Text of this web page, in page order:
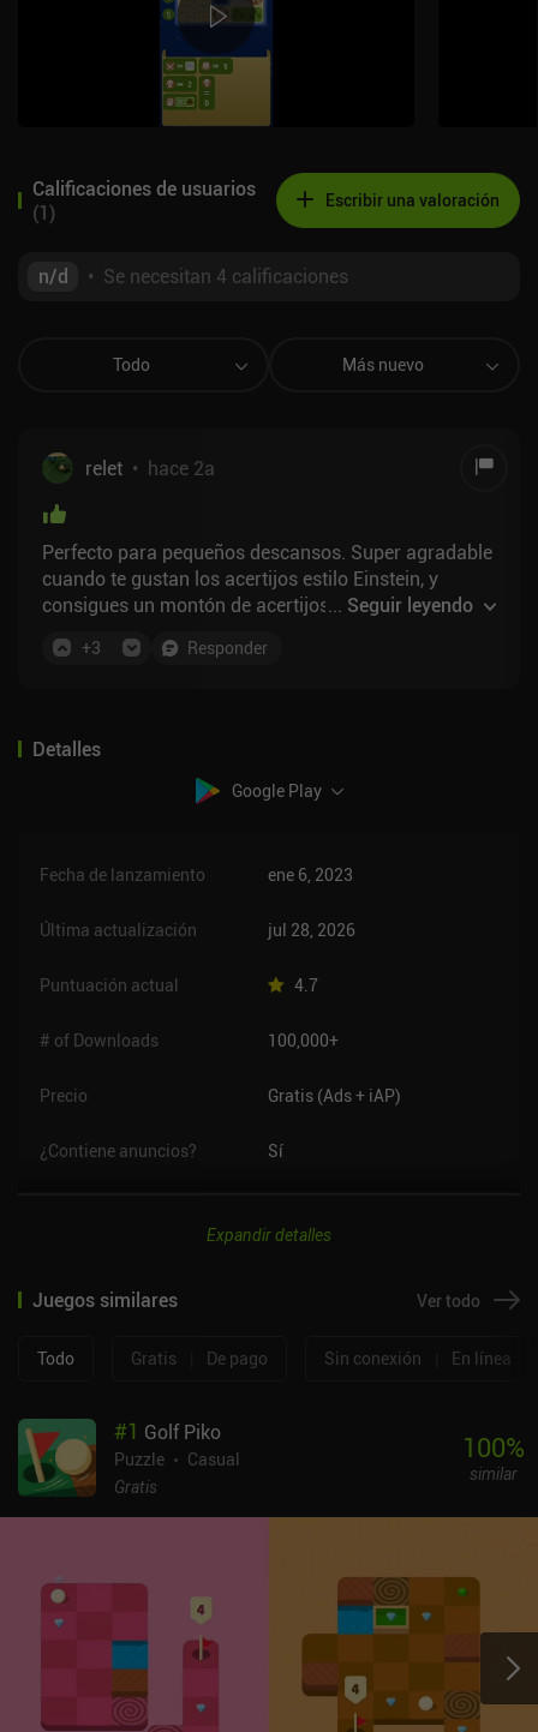
Calificaciones de usuarios
(1) Escribir una valoración
n/d • Se necesitan 4 calificaciones
Todo Más nuevo
relet • hace 2a
Perfecto para pequeños descansos. Super agradable
cuando te gustan los acertijos estilo Einstein, y
consigues un montón de acertijos gratis (10 al día, y
acertijos iniciales. Aprovechan al máximo los
hace repetitivo, probablemente sólo si realmente
haces tus diez puzzles diarios todos los días.
... Seguir leyendo
+3 Responder
Detalles
Google Play
Fecha de lanzamiento ene 6, 2023
Última actualización jul 28, 2026
Puntuación actual 4.7
# of Downloads 100,000+
Precio Gratis (Ads + iAP)
¿Contiene anuncios? Sí
Expandir detalles
Juegos similares Ver todo
Todo Gratis De pago Sin conexión En línea
#1 Golf Piko
Puzzle
Casual
Gratis
100%
similar